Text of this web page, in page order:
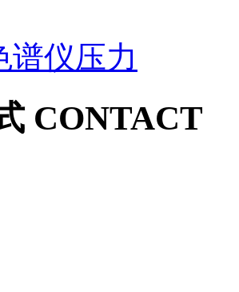
谱仪压力
CONTACT